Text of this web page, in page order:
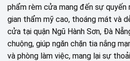
phẩm rèm cửa mang đến sự quyến
gian thẩm mỹ cao, thoáng mát và
cửa tại quận Ngũ Hành Sơn, Đà
chuộng, giúp ngăn chặn tia nắng
và phòng làm việc, mang lại sự